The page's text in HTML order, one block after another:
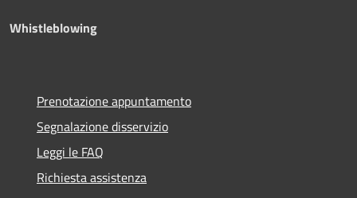
Whistleblowing
Prenotazione appuntamento
Segnalazione disservizio
Leggi le FAQ
Richiesta assistenza